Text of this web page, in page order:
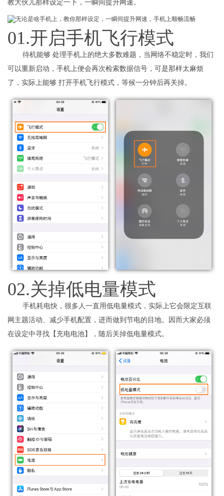
教大伙儿那样设定一下，一瞬间提升网速。
01.开启手机飞行模式
待机能够 处理手机上的绝大多数难题，当网络不稳定时，我们
可以重新启动，手机上便会再次检索数据信号，可是那样太麻烦
了，实际上能够 打开手机飞行模式，等候一分钟后再关掉。
02.关掉低电量模式
手机耗电快，很多人一直用低电量模式，实际上它会限定互联
网主题活动、减少手机配置，进而做到节电的目地。因而大家必须
在设定中寻找【充电电池】，随后关掉低电量模式。